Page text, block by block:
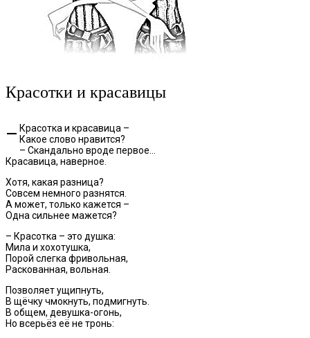
Красотки и красавицы
– Красотка и красавица –
Какое слово нравится?
– Скандально вроде первое…
Красавица, наверное.
Хотя, какая разница?
Совсем немного разнятся.
А может, только кажется –
Одна сильнее мажется?
– Красотка – это душка:
Мила и хохотушка,
Порой слегка фривольная,
Раскованная, вольная.
Позволяет ущипнуть,
В щёчку чмокнуть, подмигнуть.
В общем, девушка-огонь,
Но всерьёз её не тронь: